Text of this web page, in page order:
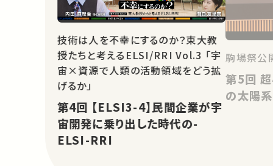
技術は人を不幸にするのか？東大教
授たちと考えるELSI/RRI Vol.3 「宇
宙×資源で人類の活動領域をどう拡
げるか」
第4回 【ELSI3-4】民間企業が宇
宙開発に乗り出した時代の-
ELSI-RRI
駒場祭公
第5回 超小型探査機が拓く未来
の太陽